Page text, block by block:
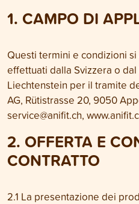
1. CAMPO DI
Questi termini e condizioni
effettuati dalla Svizzera o
Liechtenstein per il tramite
AG, Rütistrasse 20, 9050
service@anifit.ch,
2. OFFERTA E
CONTRATTO
2.1 La presentazione dei